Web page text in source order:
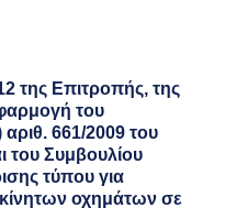
της Επιτροπής, της
του
661/2009 του
του Συμβουλίου
τύπου για
οχημάτων σε